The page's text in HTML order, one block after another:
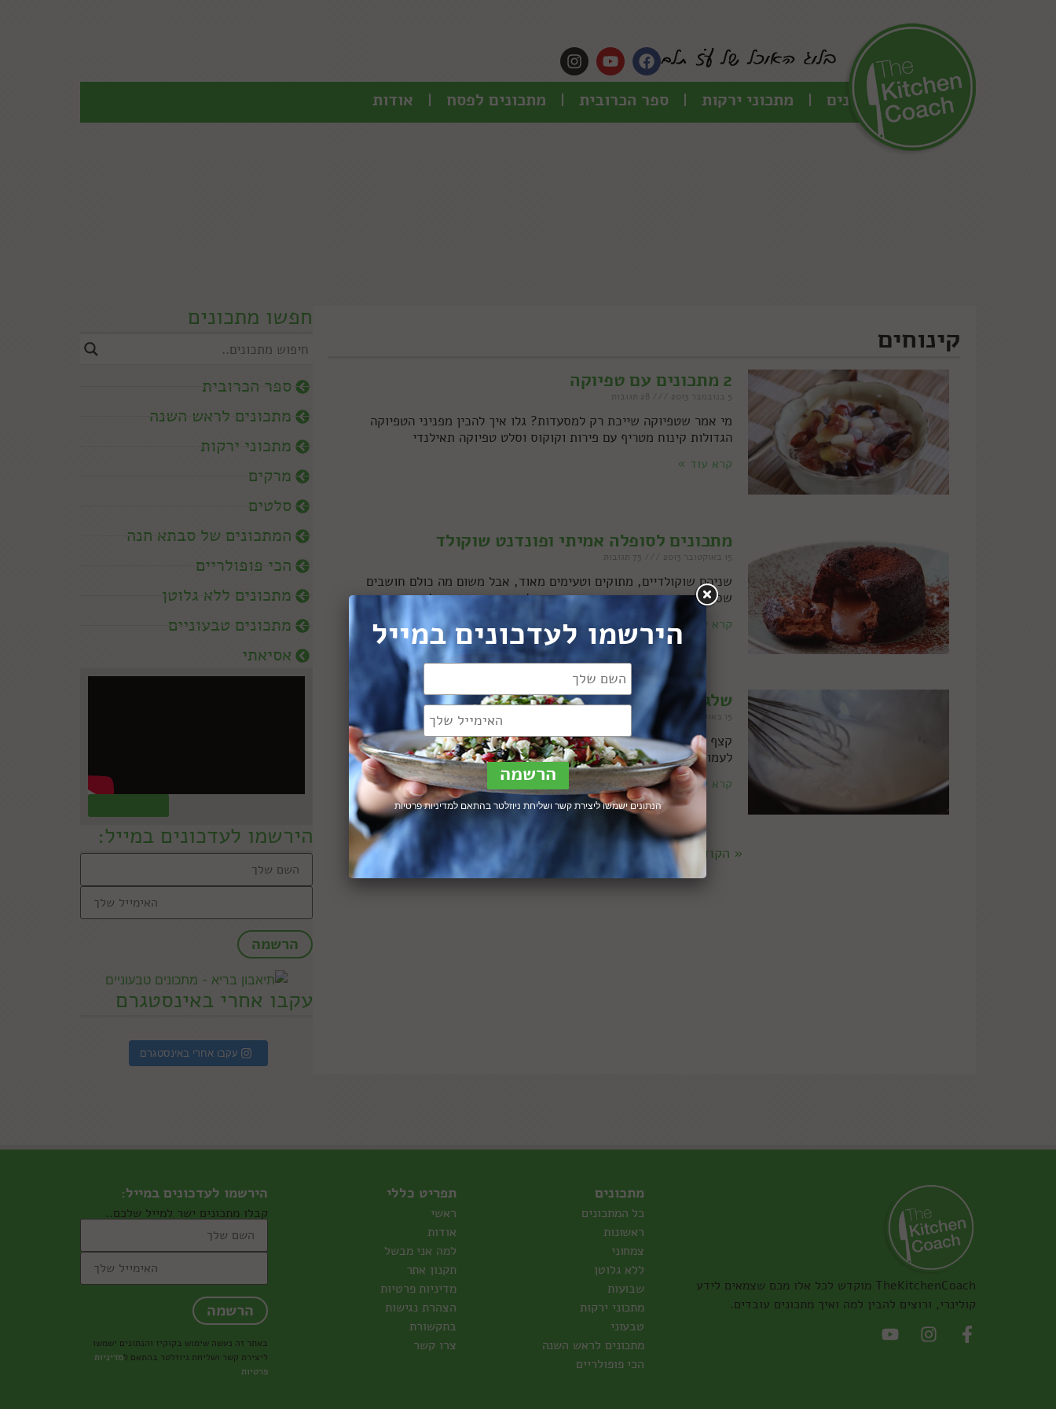
כל המתכונים מתכוני ירקות ספר הכרובית מתכונים לפסח אודות
חפשו מתכונים
ספר הכרובית
מתכונים לראש השנה
מתכוני ירקות
מרקים
סלטים
המתכונים של סבתא חנה
הכי פופולריים
מתכונים ללא גלוטן
מתכונים טבעוניים
אסיאתי
הירשמו לעדכונים במייל:
עקבו אחרי באינסטגרם
עקבו אחרי באינסטגרם
קינוחים
2 מתכונים עם טפיוקה
5 בנובמבר 2013
מי אמר שטפיוקה שייכת רק למסעדות? גלו איך להכין מפניני הטפיוקה
הגדולות קינוח מטריף עם פירות וקוקוס וסלט טפיוקה תאילנדי
קרא עוד »
מתכונים לסופלה אמיתי ופונדנט שוקולד
15 באוקטובר 2013
שניהם שוקולדיים, מתוקים וטעימים מאוד, אבל משום מה כולם חושבים
שסופלה ופונדנט הם אותו דבר. אז הם לא, והנה מתכונים לשניהם
קרא עוד »
שלג לבן • 25 דברים שחייבים לדעת על קצף חלבונים
15 באוקטובר 2013 94 תגובות
קצף חלבונים מוצלח הוא אבן הבסיס להרבה מנות טעימות. גלו מה גורם לו
לעמוד וליפול ולמה חלמון הוא אויבו המושבע
קרא עוד »
« הקודם 1
… הבא »
TheKitchenCoach מוקדש לכל אלו מכם שצמאים לידע
קולינרי, ורוצים להבין למה ואיך מתכונים עובדים.
מתכונים
כל המתכונים
ראשונות
צמחוני
ללא גלוטן
שבועות
מתכוני ירקות
טבעוני
מתכונים לראש השנה
הכי פופולריים
תפריט כללי
ראשי
אודות
למה אני מבשל
תקנון אתר
מדיניות פרטיות
הצהרת נגישות
בתקשורת
צרו קשר
הירשמו לעדכונים במייל:
קבלו מתכונים ישר למייל שלכם..
באתר זה נעשה שימוש בקוקיז והנתונים ישמשו
ליצירת קשר ושליחת ניוזלטר בהתאם למדיניות
פרטיות
הירשמו לעדכונים במייל
הנתונים ישמשו ליצירת קשר ושליחת ניוזלטר בהתאם למדיניות פרטיות